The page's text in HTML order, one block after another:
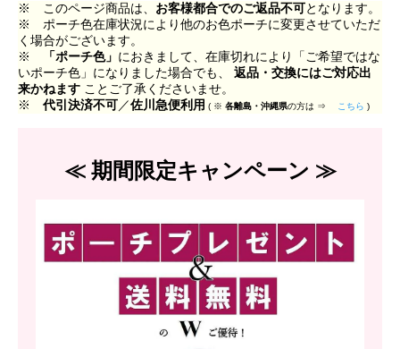
※ このページ商品は、 お客様都合でのご返品不可となります。
※ ポーチ色在庫状況により他のお色ポーチに変更させていただ
く場合がございます。
※
「ポーチ色」 におきまして、在庫切れにより「ご希望ではな
いポーチ色」になりました場合でも、 返品・交換にはご対応出
来かねます ことご了承くださいませ。
※ 代引決済不可／佐川急便利用 ( ※ 各離島・沖縄県の方は ⇒ こちら )
≪ 期間限定キャンペーン ≫